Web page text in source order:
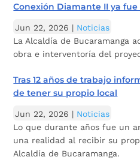
Conexión Diamante II ya
Jun 22, 2026 | Noticias
La Alcaldía de Bucaramanga
obra e interventoría del
Tras 12 años de trabajo
de tener su propio local
Jun 22, 2026 | Noticias
Lo que durante años fue un
una realidad al recibir su
Alcaldía de Bucaramanga.